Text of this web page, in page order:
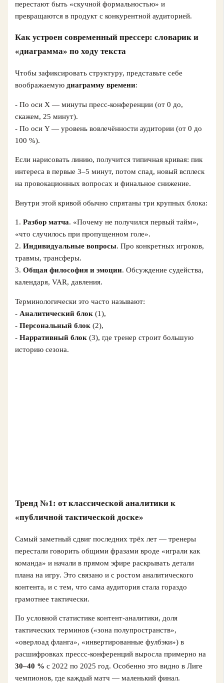
перестают быть «скучной формальностью» и
превращаются в продукт с конкурентной аудиторией.
Как устроен современный прессер: словарик и
«диаграмма» по ходу текста
Чтобы зафиксировать структуру, представьте себе
воображаемую диаграмму времени:
- По оси X — минуты пресс‑конференции (от 0 до,
скажем, 25 минут).
- По оси Y — уровень вовлечённости аудитории (от 0 до
100 %).
Если нарисовать линию, получится типичная кривая: пик
интереса в первые 3–5 минут, потом спад, новый всплеск
на провокационных вопросах и финальное снижение.
Внутри этой кривой обычно спрятаны три крупных блока:
1.Разбор матча. «Почему не получился первый тайм»,
«что случилось при пропущенном голе».
2.Индивидуальные вопросы. Про конкретных игроков,
травмы, трансферы.
3.Общая философия и эмоции. Обсуждение судейства,
календаря, VAR, давления.
Терминологически это часто называют:
- Аналитический блок (1),
-Персональный блок (2),
-Нарративный блок (3), где тренер строит большую
историю сезона.
Тренд №1: от классической аналитики к
«публичной тактической доске»
Самый заметный сдвиг последних трёх лет — тренеры
перестали говорить общими фразами вроде «играли как
команда» и начали в прямом эфире раскрывать детали
плана на игру. Это связано и с ростом аналитического
контента, и с тем, что сама аудитория стала гораздо
грамотнее тактически.
По условной статистике контент‑аналитики, доля
тактических терминов («зона полупространств»,
«оверлоад фланга», «инвертированные фулбэки») в
расшифровках прессс‑конференций выросла примерно на
30–40 % с 2022 по 2025 год. Особенно это видно в Лиге
чемпионов, где каждый матч — маленький финал.